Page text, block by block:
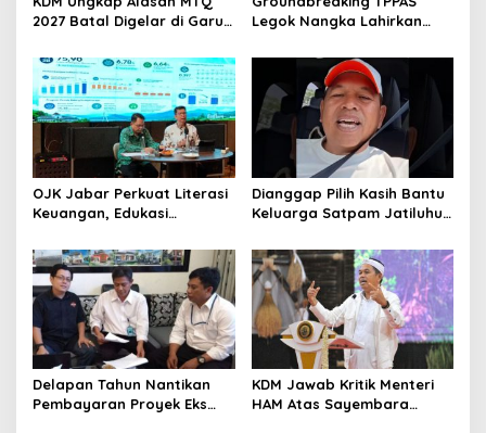
2027 Batal Digelar di Garut,
Legok Nangka Lahirkan
Penyelesaian Sampah
Bandung Raya
OJK Jabar Perkuat Literasi
Keuangan, Edukasi
Pertumbuhan Ekonomi
Dianggap Pilih Kasih Bantu
Keluarga Satpam Jatiluhur
Penjelasan Dedi Mulyadi
Delapan Tahun Nantikan
Pembayaran Proyek Eks
KDM Jawab Kritik Menteri
HAM Atas Sayembara